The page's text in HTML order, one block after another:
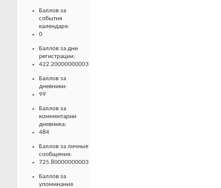
Баллов за
события
календаря:
0
Баллов за дни
регистрации:
422.20000000003
Баллов за
дневники:
99
Баллов за
комментарии
дневника:
484
Баллов за личные
сообщения:
725.80000000003
Баллов за
упоминания